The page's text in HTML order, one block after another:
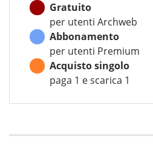
Gratuito
per utenti Archweb
Abbonamento
per utenti Premium
Acquisto singolo
paga 1 e scarica 1